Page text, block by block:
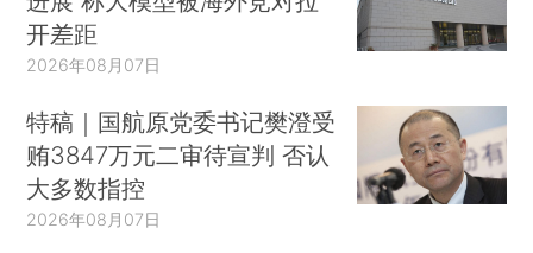
开差距
2026年08月07日
特稿｜国航原党委书记樊澄受
贿3847万元二审待宣判 否认
大多数指控
2026年08月07日